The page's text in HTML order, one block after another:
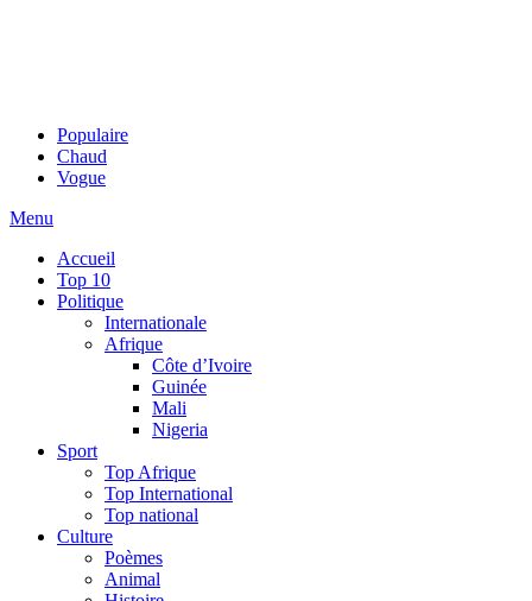
Populaire
Chaud
Vogue
Menu
Accueil
Top 10
Politique
Internationale
Afrique
Côte d’Ivoire
Guinée
Mali
Nigeria
Sport
Top Afrique
Top International
Top national
Culture
Poèmes
Animal